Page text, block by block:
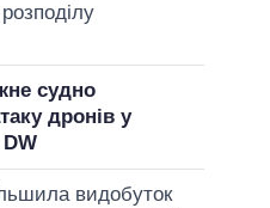
судно
дронів у
видобуток